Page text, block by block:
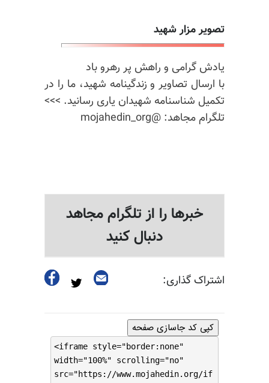
تصویر مزار شهید
یادش گرامی و راهش پر رهرو باد
با ارسال تصاویر و زندگینامه شهید، ما را در
تکمیل شناسنامه شهیدان یاری رسانید. >>>
تلگرام مجاهد: @mojahedin_org
خبرها را از تلگرام مجاهد
دنبال کنید
اشتراک گذاری:
کپی کد جاسازی صفحه
<iframe style="border:none"
width="100%" scrolling="no"
src="https://www.mojahedin.org/if